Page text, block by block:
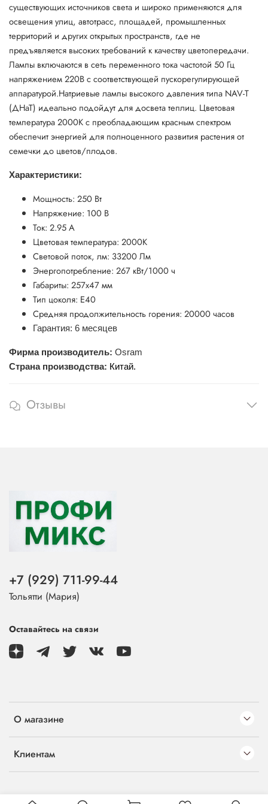
существующих источников света и широко применяются для
освещения улиц, автотрасс, площадей, промышленных
территорий и других открытых пространств, где не
предъявляется высоких требований к качеству цветопередачи.
Лампы включаются в сеть переменного тока частотой 50 Гц
напряжением 220В с соответствующей пускорегулирующей
аппаратурой.Натриевые лампы высокого давления типа NAV-T
(ДНаТ) идеально подойдут для досвета теплиц. Цветовая
температура 2000К с преобладающим красным спектром
обеспечит энергией для полноценного развития растения от
семечки до цветов/плодов.
Характеристики:
Мощность: 250 Вт
Напряжение: 100 В
Ток: 2.95 А
Цветовая температура: 2000K
Световой поток, лм: 33200 Лм
Энергопотребление: 267 кВт/1000 ч
Габариты: 257х47 мм
Тип цоколя: E40
Средняя продолжительность горения: 20000 часов
Гарантия: 6 месяцев
Фирма производитель: Osram
Страна производства: Китай.
Отзывы
О магазине
Клиентам
+7 (929) 711-99-44
Тольятти (Мария)
Оставайтесь на связи